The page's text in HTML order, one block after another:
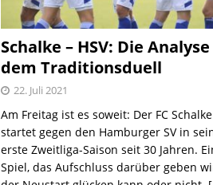
Schalke – HSV: Die
dem Traditionsduell
22. Juli 2021
Am Freitag ist es soweit: Der FC
startet gegen den Hamburger SV in
erste Zweitliga-Saison seit 30 Jahren.
Spiel, das Aufschluss darüber geben